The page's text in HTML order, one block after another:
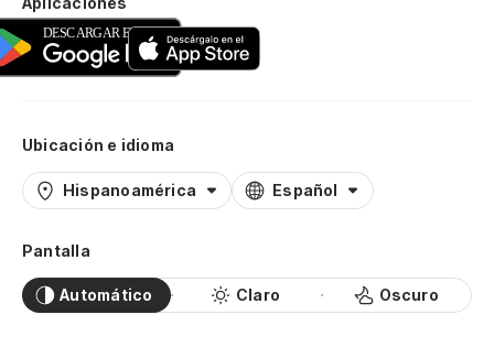
Ubicación e idioma
Hispanoamérica Español
Pantalla
Automático Claro Oscuro